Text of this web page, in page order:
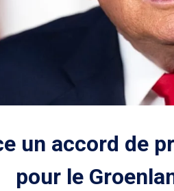
un accord de
pour le